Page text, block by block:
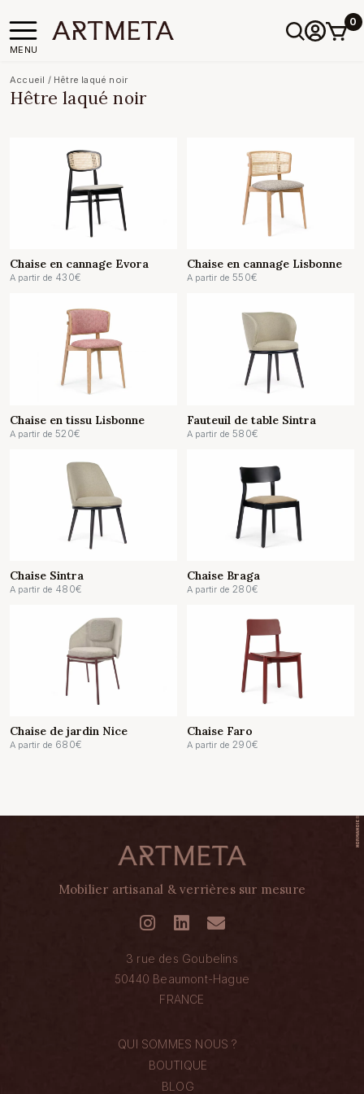
MENU
0
Accueil / Hêtre laqué noir
Hêtre laqué noir
Chaise en cannage Evora
A partir de 430€
Chaise en cannage Lisbonne
A partir de 550€
Chaise en tissu Lisbonne
A partir de 520€
Fauteuil de table Sintra
A partir de 580€
Chaise Sintra
A partir de 480€
Chaise Braga
A partir de 280€
Chaise de jardin Nice
A partir de 680€
Chaise Faro
A partir de 290€
Mobilier artisanal & verrières sur mesure
3 rue des Goubelins
50440 Beaumont-Hague
FRANCE
QUI SOMMES NOUS ?
BOUTIQUE
BLOG